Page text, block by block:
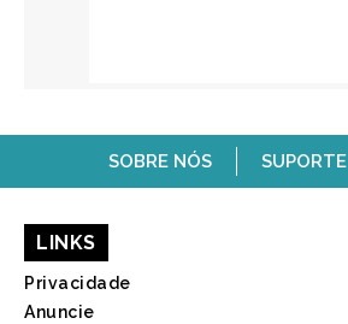
SOBRE NÓS SUPORTE
LINKS
Privacidade
Anuncie